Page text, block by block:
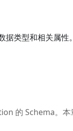
类型和相关属性
的 Schema。本